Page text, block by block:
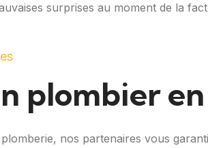
surprises au moment de la
plombier
nos partenaires vous